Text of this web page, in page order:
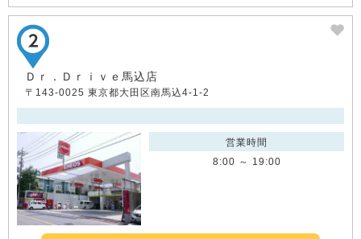
Ｄｒ．Ｄｒｉｖｅ馬込店
〒143-0025 東京都大田区南馬込4-1-2
営業時間
8:00 ～ 19:00